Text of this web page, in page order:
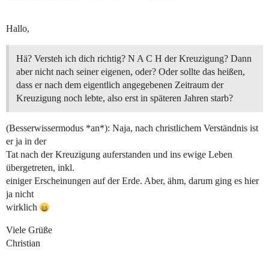
Hallo,
Hä? Versteh ich dich richtig? N A C H der Kreuzigung? Dann
aber nicht nach seiner eigenen, oder? Oder sollte das heißen,
dass er nach dem eigentlich angegebenen Zeitraum der
Kreuzigung noch lebte, also erst in späteren Jahren starb?
(Besserwissermodus *an*): Naja, nach christlichem Verständnis ist
er ja in der
Tat nach der Kreuzigung auferstanden und ins ewige Leben
übergetreten, inkl.
einiger Erscheinungen auf der Erde. Aber, ähm, darum ging es hier
ja nicht
wirklich
Viele Grüße
Christian